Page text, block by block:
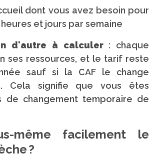
dont vous avez besoin pour
et jours par semaine
d'autre à calculer: chaque
ses ressources, et le tarif reste
sauf si la CAF le change
Cela signifie que vous êtes
de changement temporaire de
même facilement le
?